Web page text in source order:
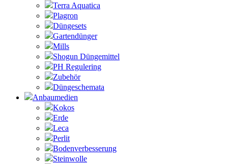
Terra Aquatica
Plagron
Düngesets
Gartendünger
Mills
Shogun Düngemittel
PH Regulering
Zubehör
Düngeschemata
Anbaumedien
Kokos
Erde
Leca
Perlit
Bodenverbesserung
Steinwolle